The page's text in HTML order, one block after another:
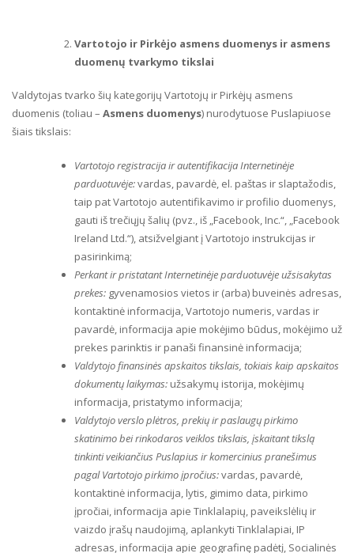
Vartotojo ir Pirkėjo asmens duomenys ir asmens
duomenų tvarkymo tikslai
Valdytojas tvarko šių kategorijų Vartotojų ir Pirkėjų asmens
duomenis (toliau – Asmens duomenys) nurodytuose Puslapiuose
šiais tikslais:
Vartotojo registracija ir autentifikacija Internetinėje
parduotuvėje:vardas, pavardė, el. paštas ir slaptažodis,
taip pat Vartotojo autentifikavimo ir profilio duomenys,
gauti iš trečiųjų šalių (pvz., iš „Facebook, Inc.“, „Facebook
Ireland Ltd.“), atsižvelgiant į Vartotojo instrukcijas ir
pasirinkimą;
Perkant ir pristatant Internetinėje parduotuvėje užsisakytas
prekes: gyvenamosios vietos ir (arba) buveinės adresas,
kontaktinė informacija, Vartotojo numeris, vardas ir
pavardė, informacija apie mokėjimo būdus, mokėjimo už
prekes parinktis ir panaši finansinė informacija;
Valdytojo finansinės apskaitos tikslais, tokiais kaip apskaitos
dokumentų laikymas: užsakymų istorija, mokėjimų
informacija, pristatymo informacija;
Valdytojo verslo plėtros, prekių ir paslaugų pirkimo
skatinimo bei rinkodaros veiklos tikslais, įskaitant tikslą
tinkinti veikiančius Puslapius ir komercinius pranešimus
pagal Vartotojo pirkimo įpročius:vardas, pavardė,
kontaktinė informacija, lytis, gimimo data, pirkimo
įpročiai, informacija apie Tinklalapių, paveikslėlių ir
vaizdo įrašų naudojimą, aplankyti Tinklalapiai, IP
adresas, informacija apie geografinę padėtį, Socialinės